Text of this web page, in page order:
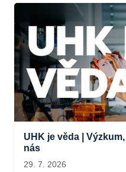
UHK je věda |
nás
29. 7. 2026